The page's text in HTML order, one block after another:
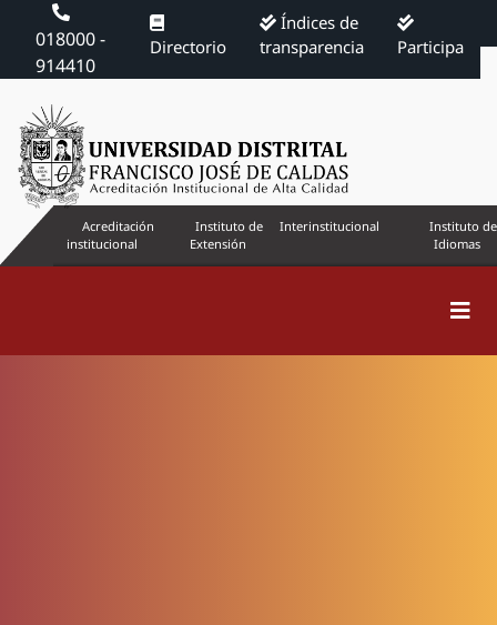
018000 -
914410
Directorio
Índices de
transparencia
Participa
Acreditación
institucional
Instituto de
Extensión
Interinstitucional
Instituto de
Idiomas